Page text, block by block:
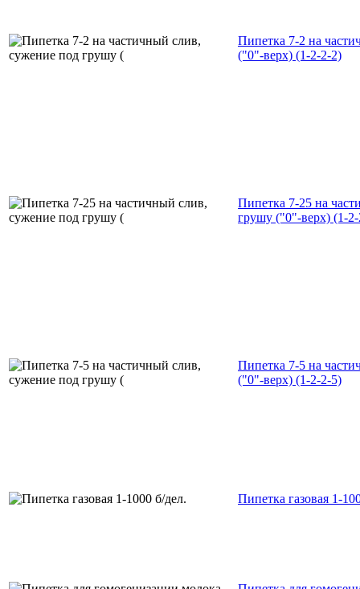
Пипетка 7-2 на
("0"-верх) (1-2-2-2)
Пипетка 7-25 на
грушу ("0"-верх) (1-
Пипетка 7-5 на
("0"-верх) (1-2-2-5)
Пипетка газовая 1-